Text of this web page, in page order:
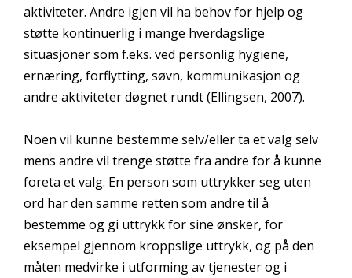
aktiviteter. Andre igjen vil ha behov for hjelp og
støtte kontinuerlig i mange hverdagslige
situasjoner som f.eks. ved personlig hygiene,
ernæring, forflytting, søvn, kommunikasjon og
andre aktiviteter døgnet rundt (Ellingsen, 2007).
Noen vil kunne bestemme selv/eller ta et valg selv
mens andre vil trenge støtte fra andre for å kunne
foreta et valg. En person som uttrykker seg uten
ord har den samme retten som andre til å
bestemme og gi uttrykk for sine ønsker, for
eksempel gjennom kroppslige uttrykk, og på den
måten medvirke i utforming av tjenester og i